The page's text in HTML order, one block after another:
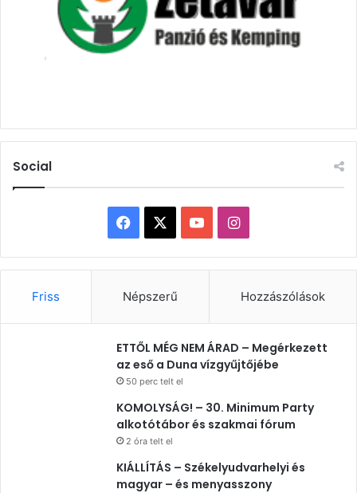
Social
Facebook YouTubeInstagram
Friss Népszerű Hozzászólások
ETTŐL MÉG NEM ÁRAD – Megérkezett
az eső a Duna vízgyűjtőjébe
50 perc telt el
KOMOLYSÁG! – 30. Minimum Party
alkotótábor és szakmai fórum
2 óra telt el
KIÁLLÍTÁS – Székelyudvarhelyi és
magyar – és menyasszony